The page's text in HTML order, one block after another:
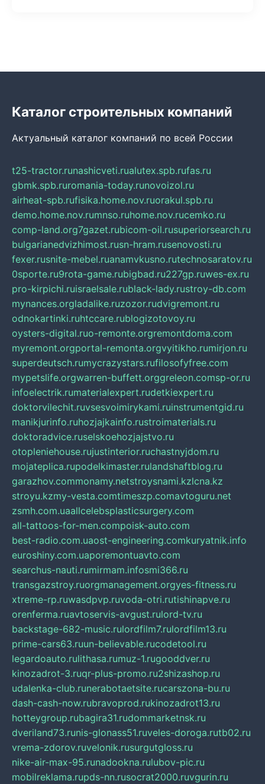
Каталог строительных компаний
Актуальный каталог компаний по всей России
t25-tractor.runashicveti.rualutex.spb.rufas.ru
gbmk.spb.ruromania-today.runovoizol.ru
airheat-spb.rufisika.home.nov.ruorakul.spb.ru
demo.home.nov.rumnso.ruhome.nov.rucemko.ru
comp-land.org7gazet.rubicom-oil.rusuperiorsearch.ru
bulgarianedvizhimost.rusn-hram.rusenovosti.ru
fexer.rusnite-mebel.ruanamvkusno.rutechnosaratov.ru
0sporte.ru9rota-game.rubigbad.ru227gp.ruwes-ex.ru
pro-kirpichi.ruisraelsale.rublack-lady.rustroy-db.com
mynances.orgladalike.ruzozor.rudvigremont.ru
odnokartinki.ruhtccare.rublogizotovoy.ru
oysters-digital.ruo-remonte.orgremontdoma.com
myremont.orgportal-remonta.orgvyitikho.rumirjon.ru
superdeutsch.rumycrazystars.rufilosofyfree.com
mypetslife.orgwarren-buffett.orggreleon.comsp-or.ru
infoelectrik.rumaterialexpert.rudetkiexpert.ru
doktorvilechit.ruvsesvoimirykami.ruinstrumentgid.ru
manikjurinfo.ruhozjajkainfo.rustroimaterials.ru
doktoradvice.ruselskoehozjajstvo.ru
otopleniehouse.rujustinterior.ruchastnyjdom.ru
mojateplica.rupodelkimaster.rulandshaftblog.ru
garazhov.commonamy.netstroysnami.kzlcna.kz
stroyu.kzmy-vesta.comtimeszp.comavtoguru.net
zsmh.com.uaallcelebsplasticsurgery.com
all-tattoos-for-men.compoisk-auto.com
best-radio.com.uaost-engineering.comkuryatnik.info
euroshiny.com.uaporemontuavto.com
searchus-nauti.rumirmam.infosmi366.ru
transgazstroy.ruorgmanagement.orgyes-fitness.ru
xtreme-rp.ruwasdpvp.ruvoda-otri.rutishinapve.ru
orenferma.ruavtoservis-avgust.rulord-tv.ru
backstage-682-music.rulordfilm7.rulordfilm13.ru
prime-cars63.ruun-believable.rucodetool.ru
legardoauto.rulithasa.rumuz-1.rugooddver.ru
kinozadrot-3.ruqr-plus-promo.ru2shizashop.ru
udalenka-club.runerabotaetsite.rucarszona-bu.ru
dash-cash-now.rubravoprod.rukinozadrot13.ru
hotteygroup.rubagira31.rudommarketnsk.ru
dveriland73.runis-glonass51.ruveles-doroga.rutb02.ru
vrema-zdorov.ruvelonik.rusurgutgloss.ru
nike-air-max-95.runadookna.rulubov-pic.ru
mobilreklama.rupds-nn.rusocrat2000.ruvgurin.ru